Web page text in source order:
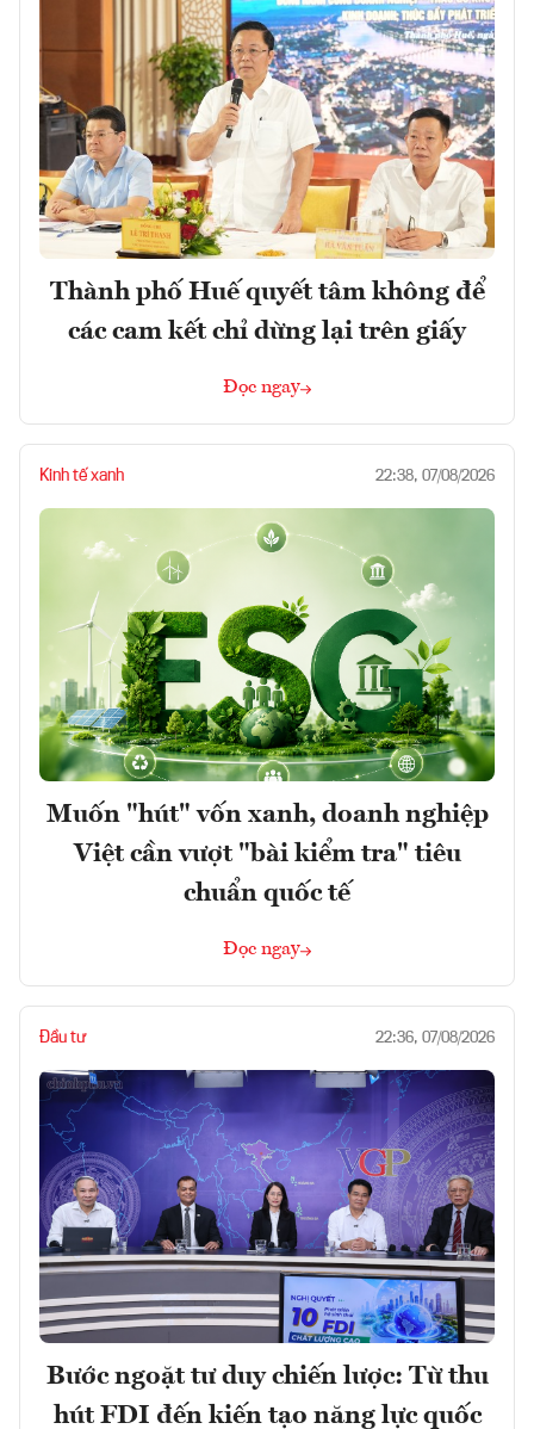
Thành phố Huế quyết tâm không để
các cam kết chỉ dừng lại trên giấy
Đọc ngay
Kinh tế xanh 22:38, 07/08/2026
Muốn "hút" vốn xanh, doanh nghiệp
Việt cần vượt "bài kiểm tra" tiêu
chuẩn quốc tế
Đọc ngay
Đầu tư 22:36, 07/08/2026
Bước ngoặt tư duy chiến lược: Từ thu
hút FDI đến kiến tạo năng lực quốc